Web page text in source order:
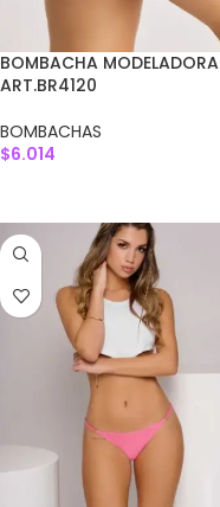
BOMBACHA MODELADORA
ART.BR4120
BOMBACHAS
$6.014